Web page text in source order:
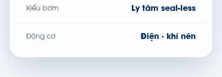
Kiểu bơm Ly tâm seal-less
Động cơ Điện · khí nén